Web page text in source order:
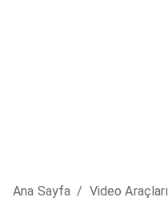
Ana Sayfa / Video Araçları